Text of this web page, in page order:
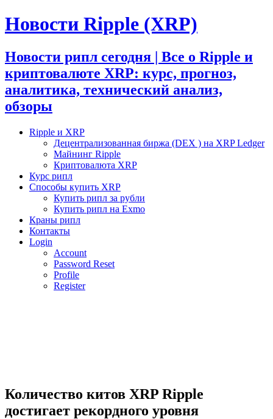
Новости Ripple (XRP)
Новости рипл сегодня | Все о Ripple и
криптовалюте XRP: курс, прогноз,
аналитика, технический анализ,
обзоры
Ripple и XRP
Децентрализованная биржа (DEX ) на XRP Ledger
Майнинг Ripple
Криптовалюта XRP
Курс рипл
Способы купить XRP
Купить рипл за рубли
Купить рипл на Exmo
Краны рипл
Контакты
Login
Account
Password Reset
Profile
Register
Количество китов XRP Ripple
достигает рекордного уровня